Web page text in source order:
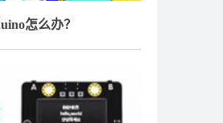
怎么办？